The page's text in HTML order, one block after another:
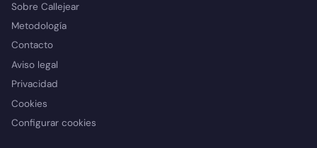
Sobre Callejear
Metodología
Contacto
Aviso legal
Privacidad
Cookies
Configurar cookies